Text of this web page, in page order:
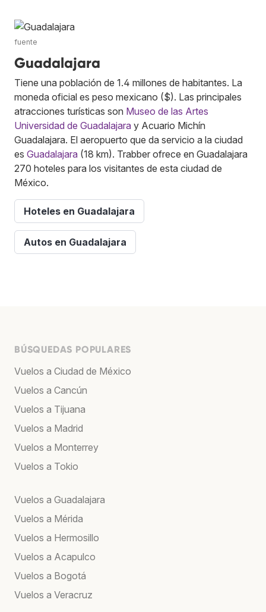
fuente
Guadalajara
Tiene una población de 1.4 millones de habitantes. La
moneda oficial es peso mexicano ($). Las principales
atracciones turísticas son Museo de las Artes
Universidad de Guadalajara y Acuario Michín
Guadalajara. El aeropuerto que da servicio a la ciudad
es Guadalajara (18 km). Trabber ofrece en Guadalajara
270 hoteles para los visitantes de esta ciudad de
México.
Hoteles en Guadalajara
Autos en Guadalajara
BÚSQUEDAS POPULARES
Vuelos a Ciudad de México
Vuelos a Cancún
Vuelos a Tijuana
Vuelos a Madrid
Vuelos a Monterrey
Vuelos a Tokio
Vuelos a Guadalajara
Vuelos a Mérida
Vuelos a Hermosillo
Vuelos a Acapulco
Vuelos a Bogotá
Vuelos a Veracruz